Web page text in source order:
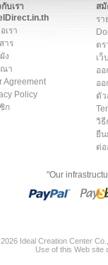
กับเรา
เรา
าร
ง
า
Agreement
Policy
ก
ส
รา
ตร
เว็
อ
อ
ตัว
วิธี
ยืน
ต่อ
"Our
Ideal Creation Center
Use of this Web site